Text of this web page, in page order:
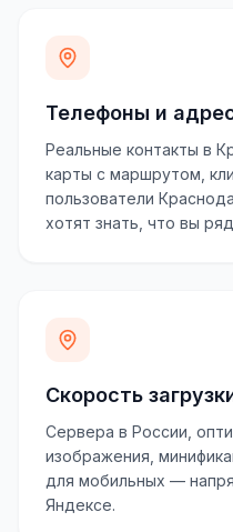
Телефоны и
Реальные контакты в
карты с маршрутом,
пользователи
хотят знать, что вы
Скорость
Сервера в России,
изображения,
для мобильных —
Яндексе.